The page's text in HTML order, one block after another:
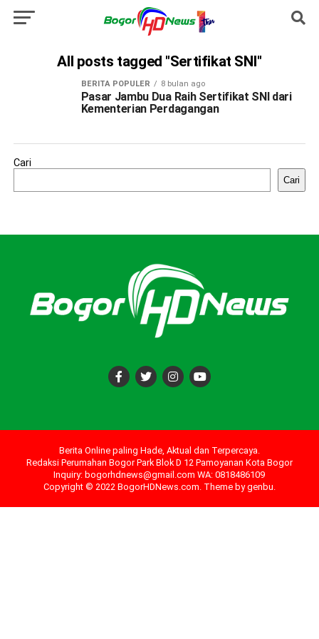
All posts tagged "Sertifikat SNI"
BERITA POPULER 8 bulan ago
Pasar Jambu Dua Raih Sertifikat SNI dari
Kementerian Perdagangan
Cari
Cari
Berita Online paling Hade, Aktual dan Terpercaya.
Redaksi Perumahan Bogor Park Blok D 12 Pamoyanan Kota Bogor
Inquiry: bogorhdnews@gmail.com WA: 0818486109
Copyright © 2022 BogorHDNews.com. Theme bygenbu